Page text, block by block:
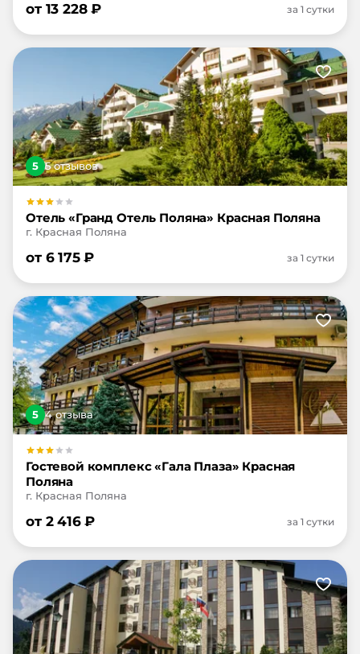
от 13 228₽ за 1 сутки
5 5отзывов
Отель «Гранд Отель Поляна» Красная Поляна
г. Красная Поляна
от 6 175₽ за 1 сутки
5 4отзыва
Гостевой комплекс «Гала Плаза» Красная
Поляна
г. Красная Поляна
от 2 416₽ за 1 сутки